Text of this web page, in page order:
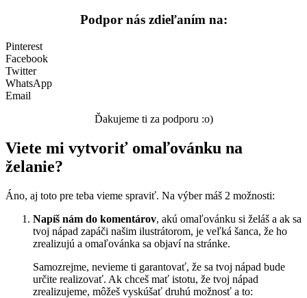
Podpor nás zdieľaním na:
Pinterest
Facebook
Twitter
WhatsApp
Email
Ďakujeme ti za podporu :o)
Viete mi vytvoriť omaľovánku na
želanie?
Áno, aj toto pre teba vieme spraviť. Na výber máš 2 možnosti:
Napíš nám do komentárov, akú omaľovánku si želáš a ak sa
tvoj nápad zapáči našim ilustrátorom, je veľká šanca, že ho
zrealizujú a omaľovánka sa objaví na stránke.
Samozrejme, nevieme ti garantovať, že sa tvoj nápad bude
určite realizovať. Ak chceš mať istotu, že tvoj nápad
zrealizujeme, môžeš vyskúšať druhú možnosť a to: